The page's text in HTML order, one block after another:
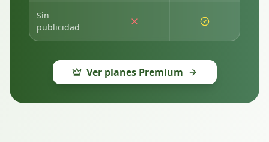
Sin
publicidad
Ver planes Premium